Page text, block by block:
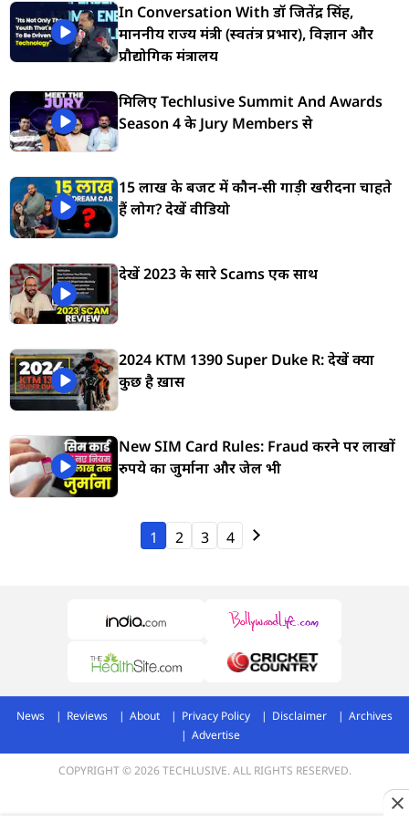
In Conversation With डॉ जितेंद्र सिंह,
माननीय राज्य मंत्री (स्वतंत्र प्रभार), विज्ञान और
प्रौद्योगिकी मंत्रालय
मिलिए Techlusive Summit And Awards
Season 4 के Jury Members से
15 लाख के बजट में कौन-सी गाड़ी खरीदना चाहते
हैं लोग? देखें वीडियो
देखें 2023 के सारे Scams एक साथ
2024 KTM 1390 Super Duke R: देखें क्या
कुछ है ख़ास
New SIM Card Rules: Fraud करने पर लाखों
रुपये का जुर्माना और जेल भी
1 2 3 4
News Reviews About Privacy Policy Disclaimer
Archives
Advertise
COPYRIGHT © 2026 TECHLUSIVE. ALL RIGHTS RESERVED.